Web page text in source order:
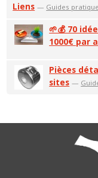
Liens — Guides
🌱💰 70
1000€ par
Pièces
sites —